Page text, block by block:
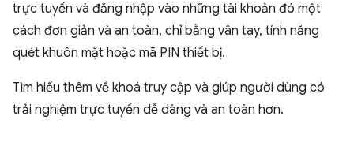
trực tuyến và đăng nhập vào những tài khoản đó một
cách đơn giản và an toàn, chỉ bằng vân tay, tính năng
quét khuôn mặt hoặc mã PIN thiết bị.
Tìm hiểu thêm về khoá truy cập và giúp người dùng có
trải nghiệm trực tuyến dễ dàng và an toàn hơn.